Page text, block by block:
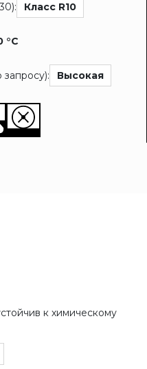
Класс R10
°C
Высокая
к химическому